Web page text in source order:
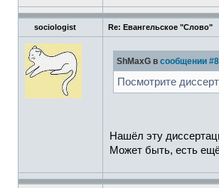
sociologist Re: Евангельское "Слово"
ShMaxG в сообщении
Посмотрите
Нашёл эту
Может быть, есть